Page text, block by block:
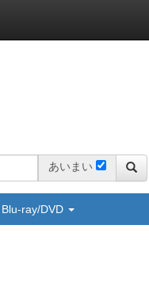
あいまい
Blu-ray/DVD